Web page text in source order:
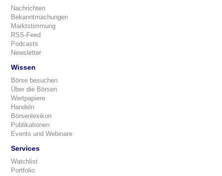
Nachrichten
Bekanntmachungen
Marktstimmung
RSS-Feed
Podcasts
Newsletter
Wissen
Börse besuchen
Über die Börsen
Wertpapiere
Handeln
Börsenlexikon
Publikationen
Events und Webinare
Services
Watchlist
Portfolio